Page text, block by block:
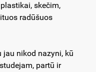
skečim,
radūšuos
jau nikod nazyni, kū
partū ir